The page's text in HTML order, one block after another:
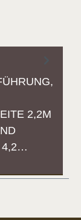
2,2M
4,2…